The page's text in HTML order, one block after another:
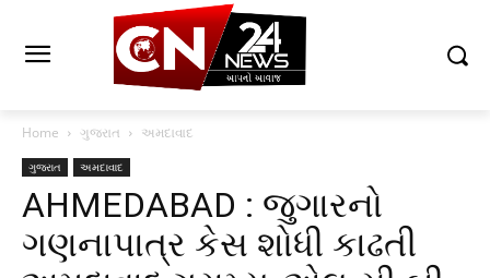
Home ગુજરાત અમદાવાદ
ગુજરાત અમદાવાદ
AHMEDABAD : જુગારનો
ગણનાપાત્ર કેસ શોધી કાઢતી